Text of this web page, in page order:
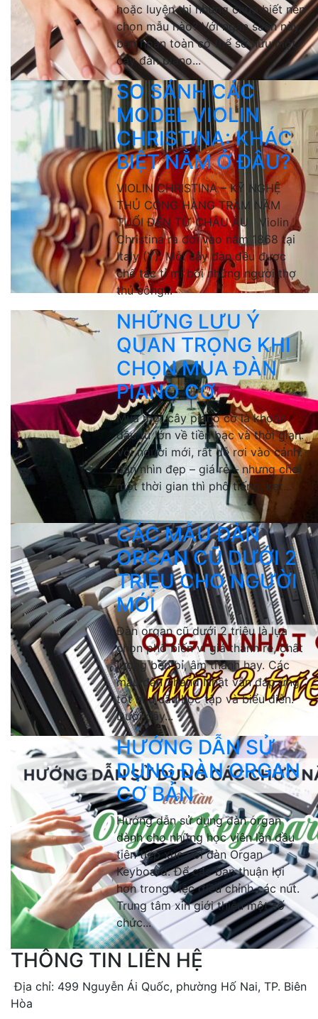
hoặc luyện thi nhưng chưa biết nên
chọn mẫu nào? Với ngân sách này,
bạn hoàn toàn có thể sở hữu một
cây đàn piano...
SO SÁNH CÁC
MODEL VIOLIN
CHRISTINA: KHÁC
BIỆT NẰM Ở ĐÂU?
VIOLIN CHRISTINA – KỸ NGHỆ
THỦ CÔNG HÀNG TRĂM NĂM
TUỔI ĐẾN TỪ CHÂU ÂU Violin
Christina ra đời vào năm 1868 tại
Italy (Ý). Mỗi cây đàn đều được
chế tác tỉ mỉ bởi những người thợ
thủ công...
NHỮNG LƯU Ý
QUAN TRỌNG KHI
CHỌN MUA ĐÀN
PIANO CƠ
Mua một cây piano cơ là khoản
đầu tư lớn về tiền bạc và thời gian.
Với người mới, rất dễ rơi vào cảnh:
đàn nhìn đẹp – giá rẻ – nhưng chơi
một thời gian thì phô tiếng, kẹt...
CÁC MẪU ĐÀN
ORGAN CŨ DƯỚI 2
TRIỆU CHO NGƯỜI
MỚI
Đàn organ cũ dưới 2 triệu là lựa
chọn phổ biến vì giá thành rẻ, chất
lượng bền bỉ, âm thanh hay. Các
mẫu đàn 2hand Nhật vẫn đáp ứng
tốt nhu cầu học tập và biểu diễn.
Dưới đây...
HƯỚNG DẪN SỬ
DỤNG ĐÀN ORGAN
CƠ BẢN
Hướng dẫn sử dụng đàn organ
dành cho những học viên lần đầu
tiên tiếp xúc với đàn Organ
Keyboard. Để các bạn thuận lợi
hơn trong việc điều chỉnh các nút.
Trung tâm xin giới thiệu một số
chức...
THÔNG TIN LIÊN HỆ
Địa chỉ: 499 Nguyễn Ái Quốc, phường Hố Nai, TP. Biên
Hòa